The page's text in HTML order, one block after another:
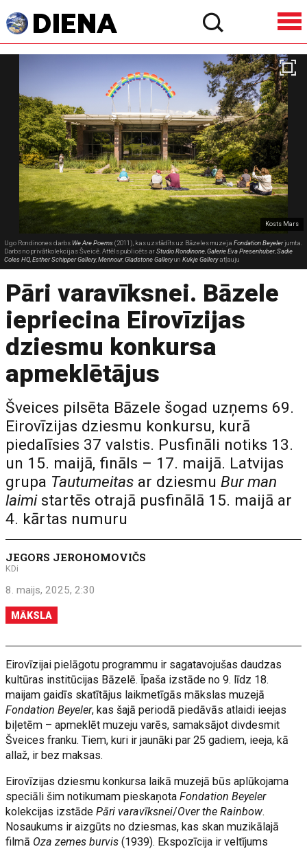
Kosts Mars
Ugo Rondinones darbs We Are Poems(2011), kas uzstādīts uz Bāzeles muzeja Fondation Beyelerjumta.
Darbs no privātkolekcijas Šveicē. Attēls publicēts arStudio Rondinone,Galerie Eva Presenhuber,Sadie
Coles HQ,Esther Schipper Gallery,Mennour,Gladstone Galleryun Kukje Galleryatļauju
Pāri varavīksnei. Bāzele
iepriecina Eirovīzijas
dziesmu konkursa
apmeklētājus
Šveices pilsēta Bāzele šogad uzņems 69.
Eirovīzijas dziesmu konkursu, kurā
piedalīsies 37 valstis. Pusfināli notiks 13.
un 15. maijā, fināls – 17. maijā. Latvijas
grupa Tautumeitas ar dziesmuBur man
laimistartēs otrajā pusfinālā 15. maijā ar
4. kārtas numuru
JEGORS JEROHOMOVIČS
KDi
8. maijs, 2025, 2:30
MĀKSLA
Eirovīzijai pielāgotu programmu ir sagatavojušas daudzas
kultūras institūcijas Bāzelē. Īpaša izstāde no 9. līdz 18.
maijam gaidīs skatītājus laikmetīgās mākslas muzejā
Fondation Beyeler, kas šajā periodā piedāvās atlaidi ieejas
biļetēm – apmeklēt muzeju varēs, samaksājot divdesmit
Šveices franku. Tiem, kuri ir jaunāki par 25 gadiem, ieeja, kā
allaž, ir bez maksas.
Eirovīzijas dziesmu konkursa laikā muzejā būs aplūkojama
speciāli šim notikumam pieskaņotaFondation Beyeler
kolekcijas izstādePāri varavīksnei/Over the Rainbow.
Nosaukums ir aizgūts no dziesmas, kas skan muzikālajā
filmā Oza zemes burvis(1939). Ekspozīcija ir veltījums